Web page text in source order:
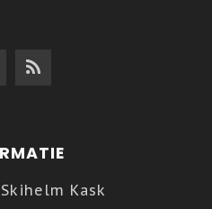
Kask